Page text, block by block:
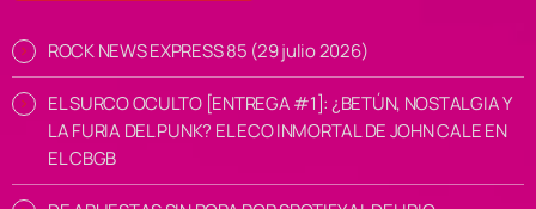
ROCK NEWS EXPRESS 85 (29 julio 2026)
EL SURCO OCULTO [ENTREGA #1]: ¿BETÚN, NOSTALGIA Y
LA FURIA DEL PUNK? EL ECO INMORTAL DE JOHN CALE EN
EL CBGB